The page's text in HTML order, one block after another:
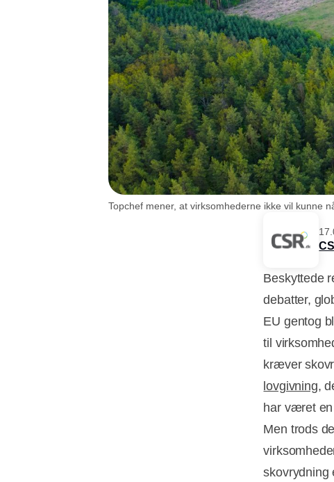
Topchef mener, at virksomhederne ikke vil kunne
Beskyttede
debatter,
EU gentog
til
kræver
lovgivning,
har været
Men trods
skovrydning